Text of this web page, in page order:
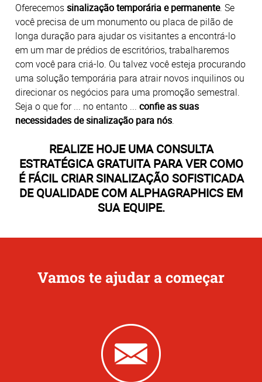
Oferecemossinalização temporária e permanente. Se
você precisa de um monumento ou placa de pilão de
longa duração para ajudar os visitantes a encontrá-lo
em um mar de prédios de escritórios, trabalharemos
com você para criá-lo. Ou talvez você esteja procurando
uma solução temporária para atrair novos inquilinos ou
direcionar os negócios para uma promoção semestral.
Seja o que for ... no entanto ... confie as suas
necessidades de sinalização para nós.
REALIZE HOJE UMA CONSULTA
ESTRATÉGICA GRATUITA PARA VER COMO
É FÁCIL CRIAR SINALIZAÇÃO SOFISTICADA
DE QUALIDADE COM ALPHAGRAPHICS EM
SUA EQUIPE.
Vamos te ajudar a começar